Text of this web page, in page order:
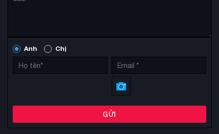
Chọn phương thức thanh toán phù hợp và hoàn tất đơn
Đăng nhập vào Steam, tải game về máy và bắt đầu chơi
ngay
Tài khoản Steam Offline chính hãng, an toàn tuyệt đối
Không cần cài đặt thêm bất kỳ phần mềm bên thứ ba nào
Anh Chị
GỬI